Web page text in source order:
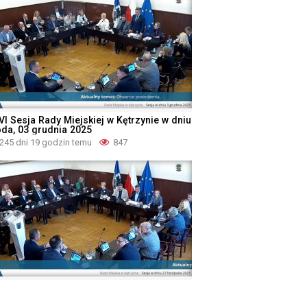
Sesja Rady Miejskiej w Kętrzynie w dniu
03 grudnia 2025
245 dni 19 godzin temu 847